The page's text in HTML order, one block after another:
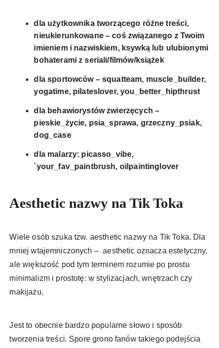
dla użytkownika tworzącego różne treści,
nieukierunkowane – coś związanego z Twoim
imieniem i nazwiskiem, ksywką lub ulubionymi
bohaterami z seriali/filmów/książek
dla sportowców – squatteam, muscle_builder,
yogatime, pilateslover, you_better_hipthrust
dla behawiorystów zwierzęcych –
pieskie_życie, psia_sprawa, grzeczny_psiak,
dog_case
dla malarzy: picasso_vibe,
`your_fav_paintbrush, oilpaintinglover
Aesthetic nazwy na Tik Toka
Wiele osób szuka tzw. aesthetic nazwy na Tik Toka. Dla
mniej wtajemniczonych – aesthetic oznacza estetyczny,
ale większość pod tym terminem rozumie po prostu
minimalizm i prostotę: w stylizacjach, wnętrzach czy
makijażu.
Jest to obecnie bardzo popularne słowo i sposób
tworzenia treści. Spore grono fanów takiego podejścia